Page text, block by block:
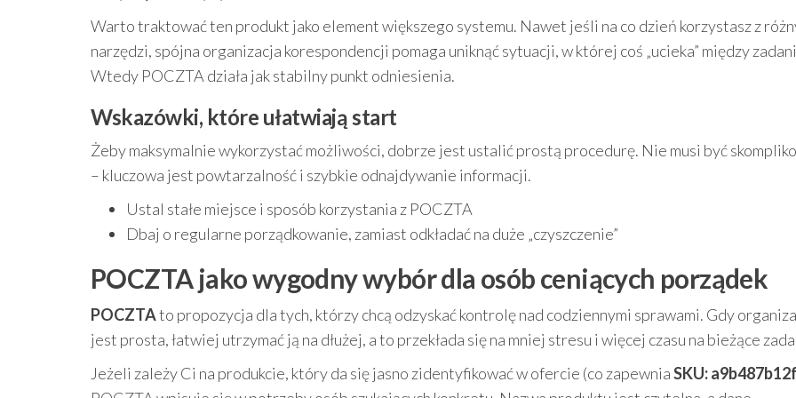
Warto traktować ten produkt jako element większego systemu. Nawet jeśli na co dzień korzystasz z
narzędzi, spójna organizacja korespondencji pomaga uniknąć sytuacji, w której coś „ucieka” między
Wtedy POCZTA działa jak stabilny punkt odniesienia.
Wskazówki, które ułatwiają start
Żeby maksymalnie wykorzystać możliwości, dobrze jest ustalić prostą procedurę. Nie musi być
– kluczowa jest powtarzalność i szybkie odnajdywanie informacji.
Ustal stałe miejsce i sposób korzystania z POCZTA
Dbaj o regularne porządkowanie, zamiast odkładać na duże „czyszczenie”
POCZTA jako wygodny wybór dla osób ceniących porządek
POCZTAto propozycja dla tych, którzy chcą odzyskać kontrolę nad codziennymi sprawami. Gdy
jest prosta, łatwiej utrzymać ją na dłużej, a to przekłada się na mniej stresu i więcej czasu na bieżące
Jeżeli zależy Ci na produkcie, który da się jasno zidentyfikować w ofercie (co zapewniaSKU: